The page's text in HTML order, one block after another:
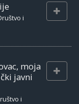
i
moja
javni
i